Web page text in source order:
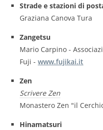
Strade e stazioni di
Graziana Canova Tura
Zangetsu
Mario Carpino -
Fuji - www.fujikai.it
Zen
Scrivere Zen
Monastero Zen "il
Hinamatsuri